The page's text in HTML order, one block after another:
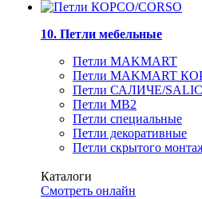
10. Петли мебельные
Петли MAKMART
Петли MAKMART
Петли САЛИЧЕ/
Петли MB2
Петли специальные
Петли декоративные
Петли скрытого
Каталоги
Смотреть онлайн